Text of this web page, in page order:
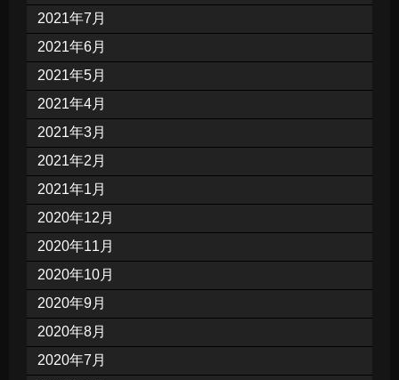
2021年7月
2021年6月
2021年5月
2021年4月
2021年3月
2021年2月
2021年1月
2020年12月
2020年11月
2020年10月
2020年9月
2020年8月
2020年7月